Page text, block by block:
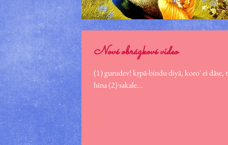
Nové obrázkové video
(1) gurudev! kṛpā-bindu diyā, koro' ei dāse, tṛṇāpekhā ati hīna sakala sahane, bala diyā koro', nija-māne spṛhā-
hīna (2) sakale...